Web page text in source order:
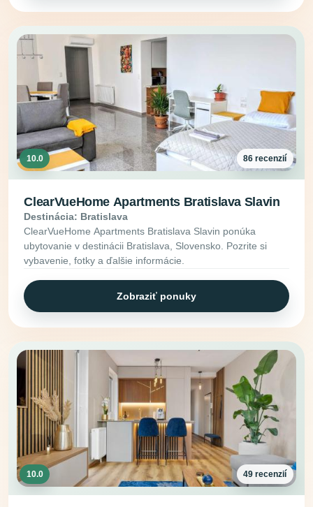
10.0 86 recenzií
ClearVueHome Apartments Bratislava Slavin
Destinácia: Bratislava
ClearVueHome Apartments Bratislava Slavin ponúka
ubytovanie v destinácii Bratislava, Slovensko. Pozrite si
vybavenie, fotky a ďalšie informácie.
Zobraziť ponuky
10.0 49 recenzií